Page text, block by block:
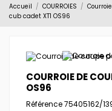
Accueil COURROIES
cub cadet XT1 OS96
COURROIE DE
OS96
Référence75405162/